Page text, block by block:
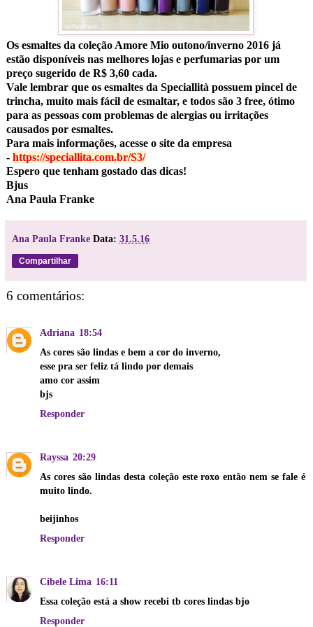
Os esmaltes da coleção Amore Mio outono/inverno 2016 já
estão disponíveis nas melhores lojas e perfumarias por um
preço sugerido de R$ 3,60 cada.
Vale lembrar que os esmaltes da Speciallità possuem pincel de
trincha, muito mais fácil de esmaltar, e todos são 3 free, ótimo
para as pessoas com problemas de alergias ou irritações
causados por esmaltes.
Para mais informações, acesse o site da empresa
- https://speciallita.com.br/S3/
Espero que tenham gostado das dicas!
Bjus
Ana Paula Franke
Ana Paula Franke Data: 31.5.16
Compartilhar
6 comentários:
Adriana 18:54
As cores são lindas e bem a cor do inverno,
esse pra ser feliz tá lindo por demais
amo cor assim
bjs
Responder
Rayssa 20:29
As cores são lindas desta coleção este roxo então nem se fale é
muito lindo.
beijinhos
Responder
Cibele Lima 16:11
Essa coleção está a show recebi tb cores lindas bjo
Responder